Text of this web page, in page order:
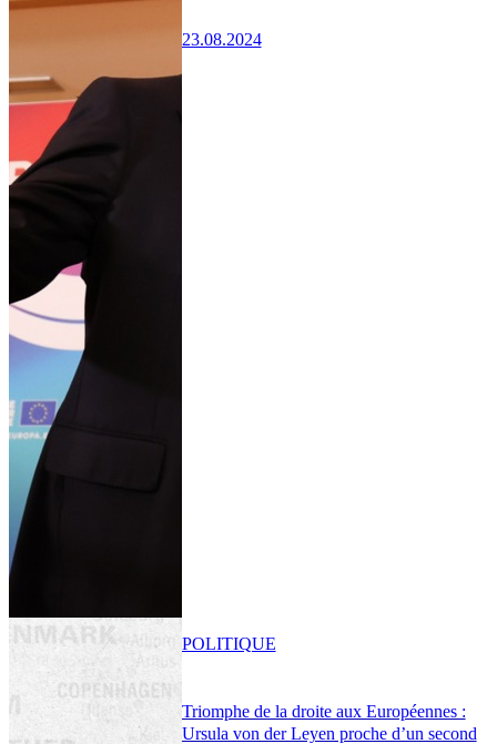
23.08.2024
Triomphe de la droite aux Européennes :
Ursula von der Leyen proche d’un second
POLITIQUE